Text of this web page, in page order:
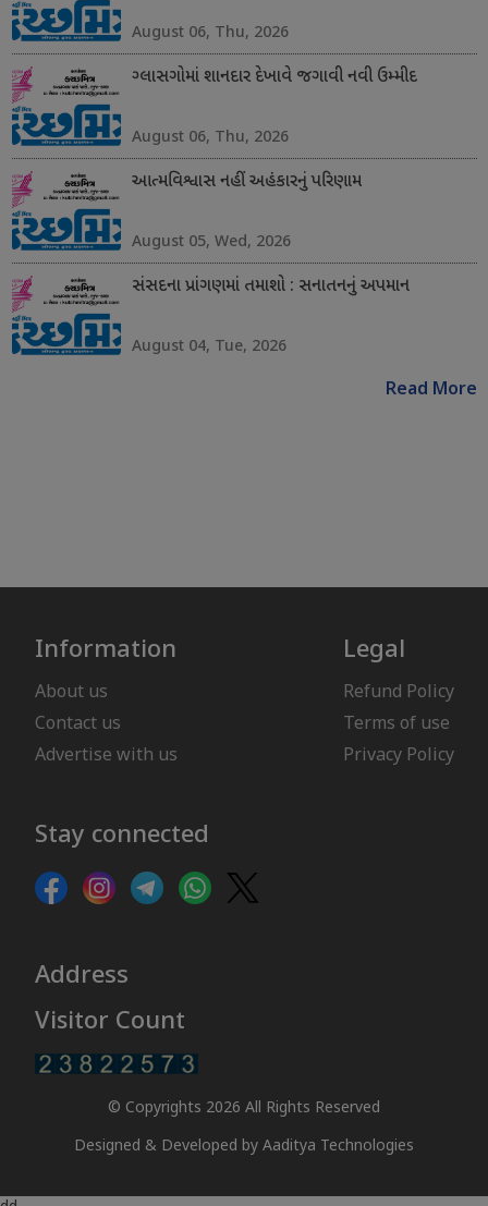
August 06, Thu, 2026
ગ્લાસગોમાં શાનદાર દેખાવે જગાવી નવી ઉમ્મીદ
August 06, Thu, 2026
આત્મવિશ્વાસ નહીં અહંકારનું પરિણામ
August 05, Wed, 2026
સંસદના પ્રાંગણમાં તમાશો : સનાતનનું અપમાન
August 04, Tue, 2026
Read More
Information
About us
Contact us
Advertise with us
Legal
Refund Policy
Terms of use
Privacy Policy
Stay connected
Address
Visitor Count
© Copyrights 2026 All Rights Reserved
Designed & Developed by Aaditya Technologies